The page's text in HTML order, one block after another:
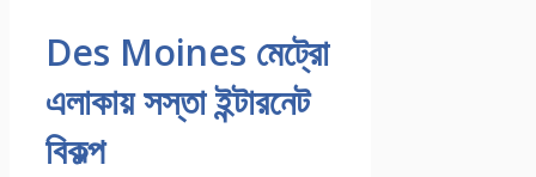
Des Moines মেট্রো
এলাকায় সস্তা ইন্টারনেট
বিকল্প